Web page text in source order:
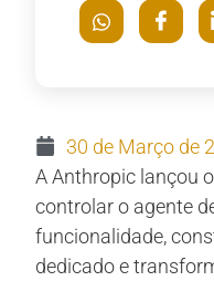
30 de Março de
A Anthropic lançou
controlar o agente
funcionalidade,
dedicado e